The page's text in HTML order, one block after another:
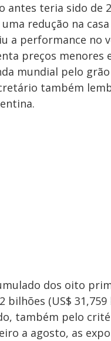
antes teria sido de
uma redução na
a performance no
preços menores
mundial pelo
também
dos oito
bilhões (US$
também pelo
a agosto, as